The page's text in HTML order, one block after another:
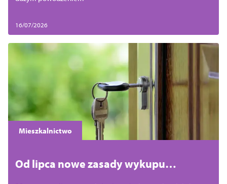
16/07/2026
Mieszkalnictwo
Od lipca nowe zasady wykupu